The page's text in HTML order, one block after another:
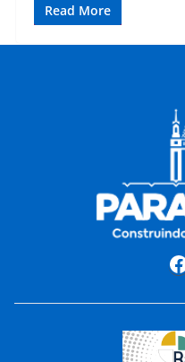
Read More